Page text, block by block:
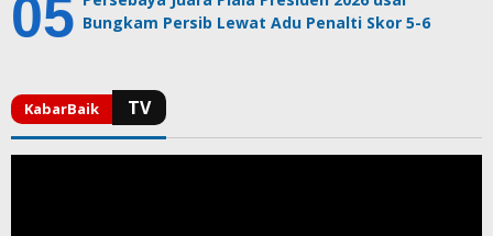
Bungkam Persib Lewat Adu Penalti Skor 5-6